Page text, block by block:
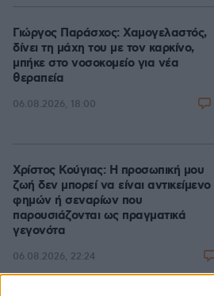
Γιώργος Παράσχος: Χαμογελαστός,
δίνει τη μάχη του με τον καρκίνο,
μπήκε στο νοσοκομείο για νέα
θεραπεία
06.08.2026, 18:00
Χρίστος Κούγιας: Η προσωπική μου
ζωή δεν μπορεί να είναι αντικείμενο
φημών ή σεναρίων που
παρουσιάζονται ως πραγματικά
γεγονότα
06.08.2026, 22:24